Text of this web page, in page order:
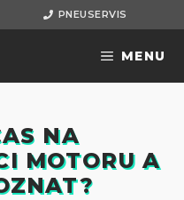
PNEUSERVIS
MENU
NA
MOTORU A